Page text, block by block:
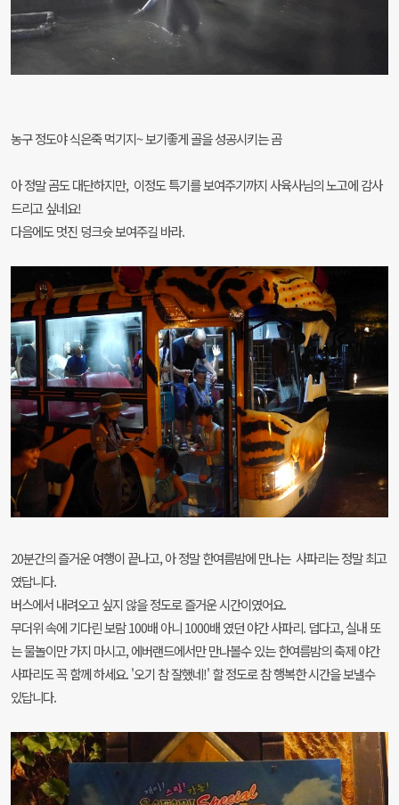
농구 정도야 식은죽 먹기지~ 보기좋게 골을 성공시키는 곰
아 정말 곰도 대단하지만, 이정도 특기를 보여주기까지 사육사님의 노고에 감사
드리고 싶네요!
다음에도 멋진 덩크슛 보여주길 바라.
20분간의 즐거운 여행이 끝나고, 아 정말 한여름밤에 만나는 사파리는 정말 최고
였답니다.
버스에서 내려오고 싶지 않을 정도로 즐거운 시간이였어요.
무더위 속에 기다린 보람 100배 아니 1000배 였던 야간 사파리. 덥다고, 실내 또
는 물놀이만 가지 마시고, 에버랜드에서만 만나볼수 있는 한여름밤의 축제 야간
사파리도 꼭 함께 하세요.'오기 참 잘했네!' 할 정도로 참 행복한 시간을 보낼수
있답니다.